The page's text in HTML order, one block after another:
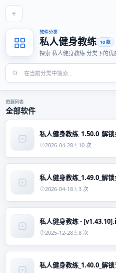
软件分类
私人健身教练 10 款
探索 私人健身教练 分类下的
资源列表
全部软件
私人健身教练_1.50.0_解
2026-04-28 10 次
私人健身教练_1.49.0_解
2026-04-18 3 次
私人健身教练 -
2025-12-28 8 次
私人健身教练_1.40.0_解